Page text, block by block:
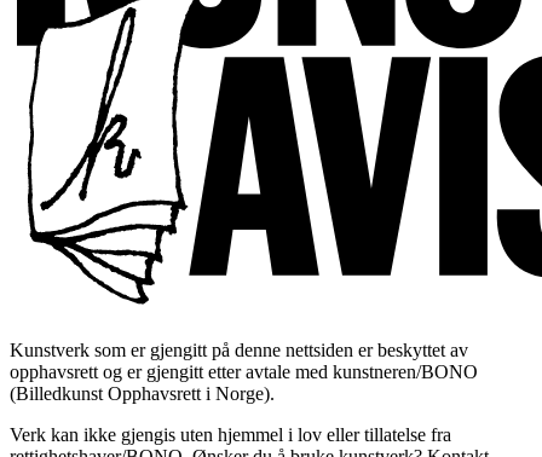
Kunstverk som er gjengitt på denne nettsiden er beskyttet av
opphavsrett og er gjengitt etter avtale med kunstneren/BONO
(Billedkunst Opphavsrett i Norge).
Verk kan ikke gjengis uten hjemmel i lov eller tillatelse fra